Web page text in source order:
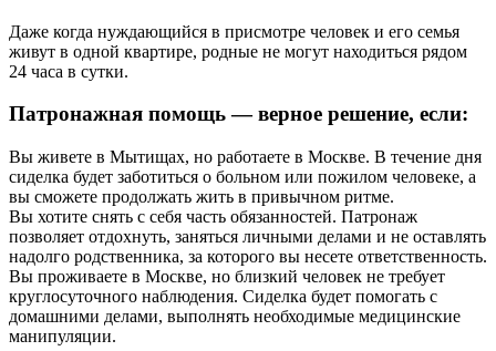
Даже когда нуждающийся в присмотре человек и его семья
живут в одной квартире, родные не могут находиться рядом
24 часа в сутки.
Патронажная помощь — верное решение, если:
Вы живете в Мытищах, но работаете в Москве. В течение дня
сиделка будет заботиться о больном или пожилом человеке, а
вы сможете продолжать жить в привычном ритме.
Вы хотите снять с себя часть обязанностей. Патронаж
позволяет отдохнуть, заняться личными делами и не оставлять
надолго родственника, за которого вы несете ответственность.
Вы проживаете в Москве, но близкий человек не требует
круглосуточного наблюдения. Сиделка будет помогать с
домашними делами, выполнять необходимые медицинские
манипуляции.